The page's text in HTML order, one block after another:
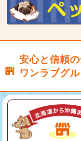
安心と信頼
ワンラブグ